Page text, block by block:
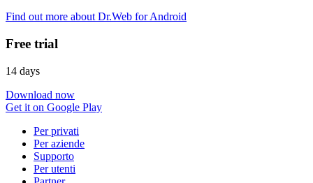
Find out more about Dr.Web for Android
Free trial
14 days
Download now
Get it on Google Play
Per privati
Per aziende
Supporto
Per utenti